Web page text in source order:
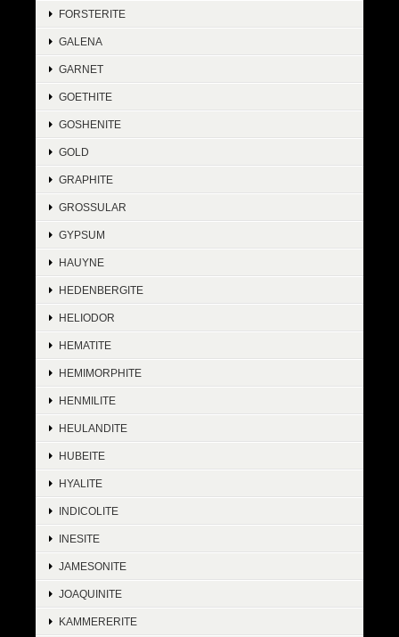
FORSTERITE
GALENA
GARNET
GOETHITE
GOSHENITE
GOLD
GRAPHITE
GROSSULAR
GYPSUM
HAUYNE
HEDENBERGITE
HELIODOR
HEMATITE
HEMIMORPHITE
HENMILITE
HEULANDITE
HUBEITE
HYALITE
INDICOLITE
INESITE
JAMESONITE
JOAQUINITE
KAMMERERITE